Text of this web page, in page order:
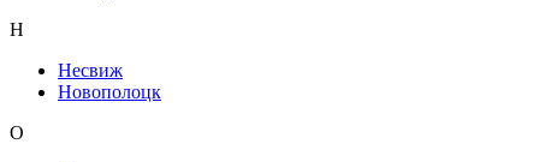
Н
Несвиж
Новополоцк
О